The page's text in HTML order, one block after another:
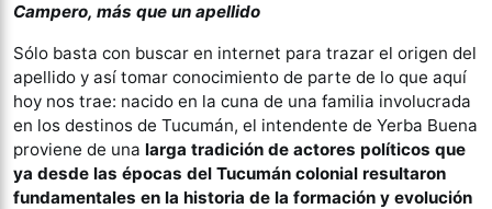
Campero, más que un apellido
Sólo basta con buscar en internet para trazar el origen del
apellido y así tomar conocimiento de parte de lo que aquí
hoy nos trae: nacido en la cuna de una familia involucrada
en los destinos de Tucumán, el intendente de Yerba Buena
proviene de una larga tradición de actores políticos que
ya desde las épocas del Tucumán colonial resultaron
fundamentales en la historia de la formación y evolución